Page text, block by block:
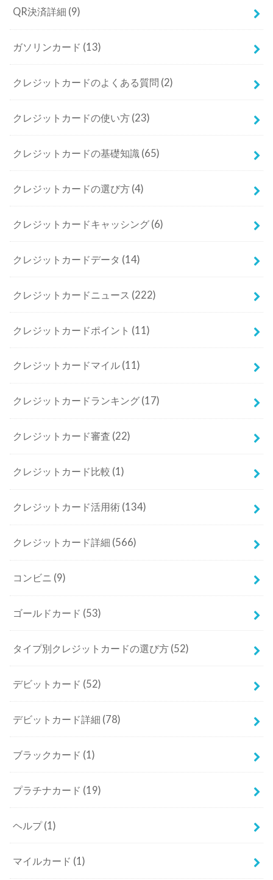
QR決済詳細 (9)
ガソリンカード (13)
クレジットカードのよくある質問 (2)
クレジットカードの使い方 (23)
クレジットカードの基礎知識 (65)
クレジットカードの選び方 (4)
クレジットカードキャッシング (6)
クレジットカードデータ (14)
クレジットカードニュース (222)
クレジットカードポイント (11)
クレジットカードマイル (11)
クレジットカードランキング (17)
クレジットカード審査 (22)
クレジットカード比較 (1)
クレジットカード活用術 (134)
クレジットカード詳細 (566)
コンビニ (9)
ゴールドカード (53)
タイプ別クレジットカードの選び方 (52)
デビットカード (52)
デビットカード詳細 (78)
ブラックカード (1)
プラチナカード (19)
ヘルプ(1)
マイルカード (1)